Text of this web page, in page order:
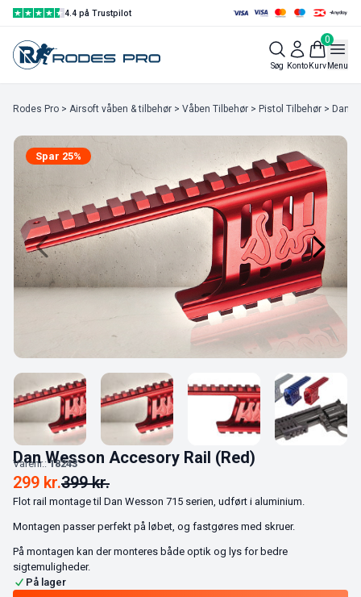
4.4 på Trustpilot
Søg Konto
0
KurvMenu
Rodes Pro > Airsoft våben & tilbehør > Våben Tilbehør > Pistol Tilbehør > Dan
Spar 25%
Dan Wesson Accesory Rail (Red)
Varenr.:18243
399kr.
299 kr.
Flot rail montage til Dan Wesson 715 serien, udført i aluminium.
Montagen passer perfekt på løbet, og fastgøres med skruer.
På montagen kan der monteres både optik og lys for bedre
sigtemuligheder.
På lager